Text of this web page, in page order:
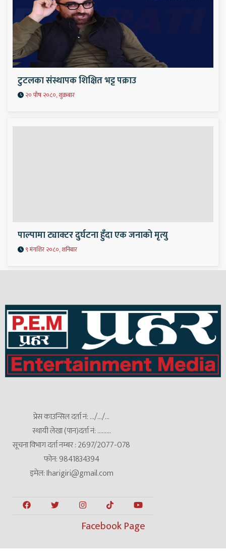
टुटलका संस्थापक शिक्षित भट्ट पक्राउ
२० पौष २०८०, शुक्रबार
पाल्पामा ट्याक्टर दुर्घटना हुँदा एक जनाको मृत्यु
९ मंगशिर २०८०, शनिबार
प्रेस काउन्सिल दर्ता नं: .../.../...
स्थायी लेखा (पान)दर्ता नं: .........
सूचना विभाग दर्ता नम्बर : 2697/2077-078
फोन: 9841834394
इमेल: Iharigiri@gmail.com
Facebook Page